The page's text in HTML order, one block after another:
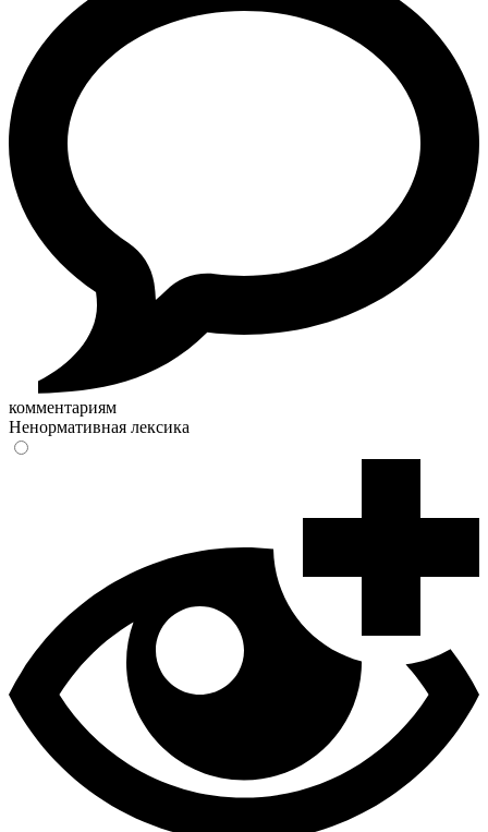
комментариям
Ненормативная лексика